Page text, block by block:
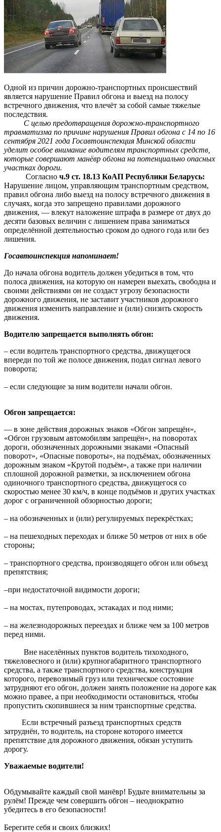
Одной из причин дорожно-транспортных происшествий
является нарушение Правил обгона и выезд на полосу
встречного движения, что влечёт за собой самые тяжелые
последствия.
С целью предотвращения дорожно-транспортного
травматизма по причине нарушения Правил обгона с 14 по 16
сентября 2021 года Госавтоинспекция Минской области
уделит особое внимание водителям транспортных средств,
которые совершают манёвр обгона на потенциально опасных
участках дороги.
Согласно ч.9 ст. 18.13 КоАП Республики Беларусь:
Нарушение лицом, управляющим транспортным средством,
правил обгона либо выезд на полосу встречного движения в
случаях, когда это запрещено правилами дорожного
движения, — влекут наложение штрафа в размере от двух до
десяти базовых величин с лишением права заниматься
определённой деятельностью сроком до одного года или без
лишения.
Госавтоинспекция напоминает!
До начала обгона водитель должен убедиться в том, что
полоса движения, на которую он намерен выехать, свободна и
своими действиями он не создаст угрозу безопасности
дорожного движения, не заставит участников дорожного
движения изменить направление и (или) снизить скорость
движения.
Водителю запрещается выполнять обгон:
– если водитель транспортного средства, движущегося
впереди по той же полосе движения, подал сигнал левого
поворота;
– если следующие за ним водители начали обгон.
Обгон запрещается:
— в зоне действия дорожных знаков «Обгон запрещён»,
«Обгон грузовым автомобилям запрещён», на поворотах
дороги, обозначенных дорожными знаками «Опасный
поворот», «Опасные повороты», на подъёмах, обозначенных
дорожным знаком «Крутой подъём», а также при наличии
сплошной дорожной разметки, за исключением обгона
одиночного транспортного средства, движущегося со
скоростью менее 30 км/ч, в конце подъёмов и других участках
дорог с ограниченной обзорностью дороги;
– на обозначенных и (или) регулируемых перекрёстках;
– на пешеходных переходах и ближе 50 метров от них в обе
стороны;
– транспортного средства, производящего обгон или объезд
препятствия;
–при недостаточной видимости дороги;
– на мостах, путепроводах, эстакадах и под ними;
– на железнодорожных переездах и ближе чем за 100 метров
перед ними.
Вне населённых пунктов водитель тихоходного,
тяжеловесного и (или) крупногабаритного транспортного
средства, а также транспортного средства, конструкция
которого, перевозимый груз или техническое состояние
затрудняют его обгон, должен занять положение на дороге как
можно правее, а при необходимости остановиться, чтобы
пропустить скопившиеся за ним транспортные средства.
Если встречный разъезд транспортных средств
затруднён, то водитель, на стороне которого имеется
препятствие для дорожного движения, обязан уступить
дорогу.
Уважаемые водители!
Обдумывайте каждый свой манёвр! Будьте внимательны за
рулём! Прежде чем совершить обгон – неоднократно
убедитесь в его безопасности!
Берегите себя и своих близких!